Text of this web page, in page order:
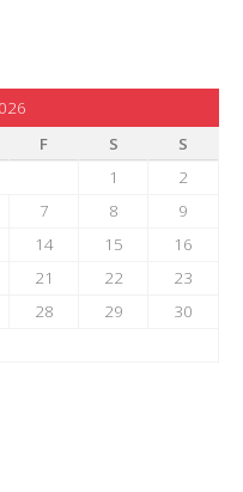
F S
S
1
2
7 8
9
14 15
16
21 22
23
28 29
30